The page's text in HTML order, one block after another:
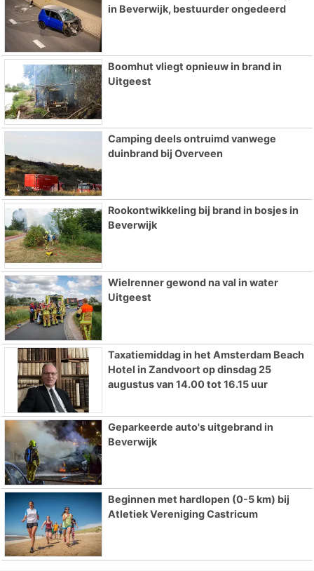
in Beverwijk, bestuurder ongedeerd
Boomhut vliegt opnieuw in brand in
Uitgeest
Camping deels ontruimd vanwege
duinbrand bij Overveen
Rookontwikkeling bij brand in bosjes in
Beverwijk
Wielrenner gewond na val in water
Uitgeest
Taxatiemiddag in het Amsterdam Beach
Hotel in Zandvoort op dinsdag 25
augustus van 14.00 tot 16.15 uur
Geparkeerde auto's uitgebrand in
Beverwijk
Beginnen met hardlopen (0-5 km) bij
Atletiek Vereniging Castricum